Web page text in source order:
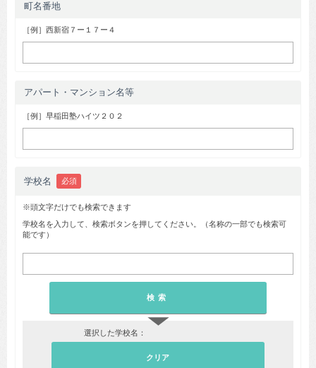
町名番地
［例］西新宿７ー１７ー４
アパート・マンション名等
［例］早稲田塾ハイツ２０２
学校名 必須
※頭文字だけでも検索できます
学校名を入力して、検索ボタンを押してください。（名称の一部でも検索可
能です）
選択した学校名：